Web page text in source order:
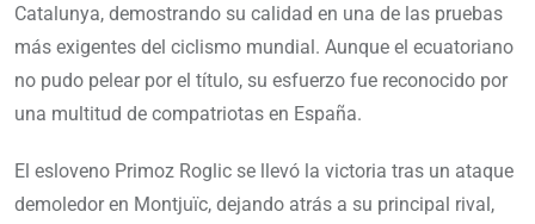
Catalunya, demostrando su calidad en una de las pruebas
más exigentes del ciclismo mundial. Aunque el ecuatoriano
no pudo pelear por el título, su esfuerzo fue reconocido por
una multitud de compatriotas en España.
El esloveno Primoz Roglic se llevó la victoria tras un ataque
demoledor en Montjuïc, dejando atrás a su principal rival,